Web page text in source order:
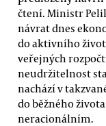
čtení. Ministr
návrat dnes
do aktivního
veřejných
neudržitelnost
nachází v
do běžného
neracionálním.